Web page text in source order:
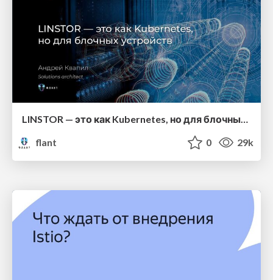
LINSTOR — это как Kubernetes, но для блочных устройств
flant
0 29k